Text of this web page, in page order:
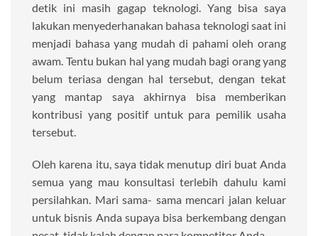
detik ini masih gagap teknologi. Yang bisa saya
lakukan menyederhanakan bahasa teknologi saat ini
menjadi bahasa yang mudah di pahami oleh orang
awam. Tentu bukan hal yang mudah bagi orang yang
belum teriasa dengan hal tersebut, dengan tekat
yang mantap saya akhirnya bisa memberikan
kontribusi yang positif untuk para pemilik usaha
tersebut.
Oleh karena itu, saya tidak menutup diri buat Anda
semua yang mau konsultasi terlebih dahulu kami
persilahkan. Mari sama- sama mencari jalan keluar
untuk bisnis Anda supaya bisa berkembang dengan